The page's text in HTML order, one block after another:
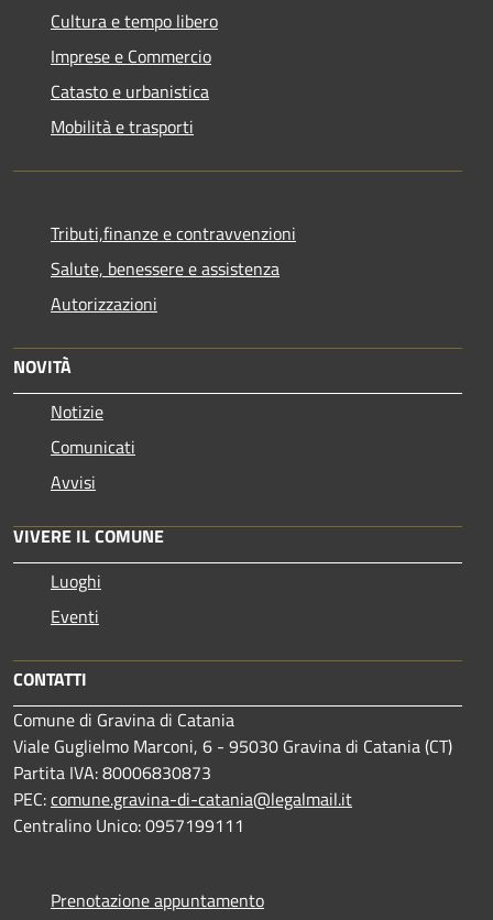
Cultura e tempo libero
Imprese e Commercio
Catasto e urbanistica
Mobilità e trasporti
Tributi,finanze e contravvenzioni
Salute, benessere e assistenza
Autorizzazioni
NOVITÀ
Notizie
Comunicati
Avvisi
VIVERE IL COMUNE
Luoghi
Eventi
CONTATTI
Comune di Gravina di Catania
Viale Guglielmo Marconi, 6 - 95030 Gravina di Catania (CT)
Partita IVA: 80006830873
PEC:comune.gravina-di-catania@legalmail.it
Centralino Unico: 0957199111
Prenotazione appuntamento